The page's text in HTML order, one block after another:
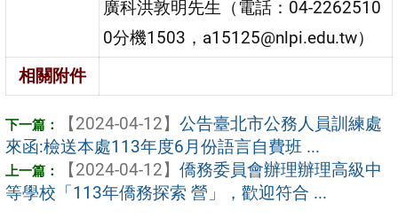
廣科洪敦明先生（電話：04-2262510
0分機1503，a15125@nlpi.edu.tw）
相關附件
【2024-04-12】 公告臺北市公務人員訓練處
來函:檢送本處113年度6月份語言自費班 ...
【2024-04-12】 僑務委員會辦理辦理高級中
等學校「113年僑務探索 營」，歡迎符合 ...